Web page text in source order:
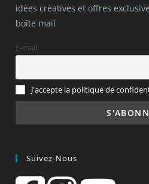
idées créatives et offres
boîte mail
E-mail
J'accepte la politique de
Suivez-Nous